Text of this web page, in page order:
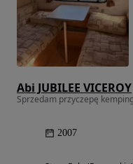
Abi JUBILEE VICEROY
2007